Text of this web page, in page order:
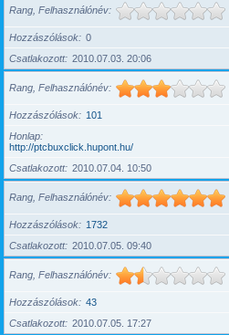
Rang, Felhasználónév
Hozzászólások
0
Csatlakozott
2010.07.03. 20:06
Rang, Felhasználónév
Hozzászólások
101
Honlap
http://ptcbuxclick.hupont.hu/
Csatlakozott
2010.07.04. 10:50
Rang, Felhasználónév
Hozzászólások
1732
Csatlakozott
2010.07.05. 09:40
Rang, Felhasználónév
Hozzászólások
43
Csatlakozott
2010.07.05. 17:27